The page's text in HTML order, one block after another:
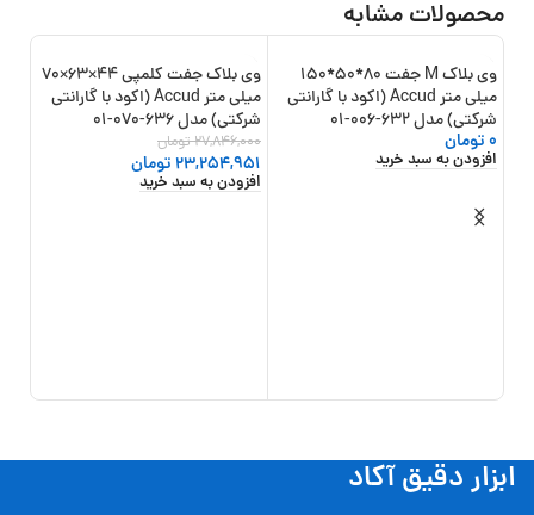
محصولات مشابه
وی بلاک M جفت 80*50*150
میلی متر Accud (اکود با گارانتی
شرکتی) مدل 632-006-01
0تومان
افزودن به سبد خرید
-16%
وی بلاک جفت کلمپی 44×63×70
میلی متر Accud (اکود با گارانتی
شرکتی) مدل 636-070-01
27,846,000تومان
23,254,951تومان
افزودن به سبد خرید
ابزار دقیق آکاد